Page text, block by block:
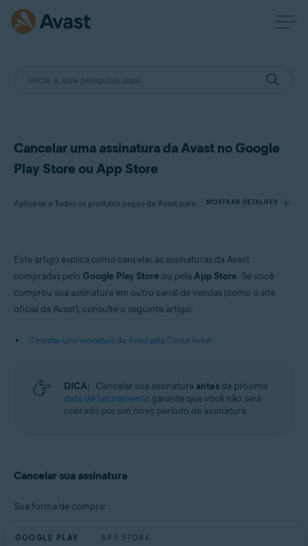
Cancelar uma assinatura da Avast no Google
Play Store ou App Store
Aplica-se a Todos os produtos pagos da Avast para Android e iOS MOSTRAR DETALHES
Produtos:
Todos os produtos pagos da Avast para Android e iOS
Este artigo explica como cancelar as assinaturas da Avast
compradas pelo Google Play Store ou pela App Store. Se você
comprou sua assinatura em outro canal de vendas (como o site
oficial da Avast), consulte o seguinte artigo:
Cancelar uma assinatura da Avast pela Conta Avast
DICA: Cancelar sua assinatura antes da próxima
data de faturamento garante que você não será
cobrado por um novo período de assinatura.
Cancelar sua assinatura
Sua forma de compra:
GOOGLE PLAY APP STORE